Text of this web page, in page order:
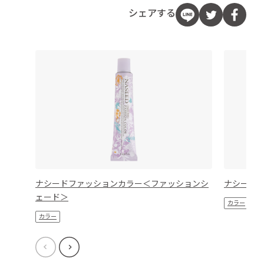
シェアする
ナシードファッションカラー＜ファッションシ
ェード＞
カラー
ナシード
カラー